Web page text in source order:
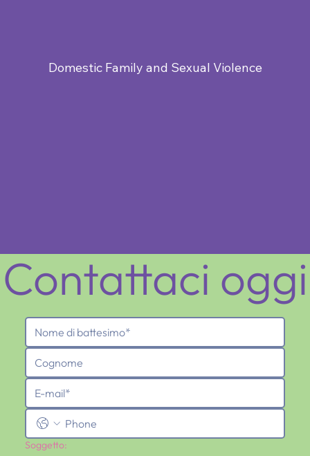
Domestic Family and Sexual Violence
Contattaci oggi
Soggetto: